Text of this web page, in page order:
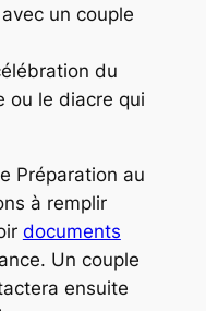
un couple
du
ou le diacre qui
Préparation au
à remplir
documents
Un couple
ensuite